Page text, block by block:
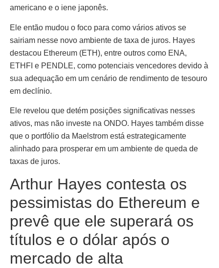
americano e o iene japonês.
Ele então mudou o foco para como vários ativos se
sairiam nesse novo ambiente de taxa de juros. Hayes
destacou Ethereum (ETH), entre outros como ENA,
ETHFI e PENDLE, como potenciais vencedores devido à
sua adequação em um cenário de rendimento de tesouro
em declínio.
Ele revelou que detém posições significativas nesses
ativos, mas não investe na ONDO. Hayes também disse
que o portfólio da Maelstrom está estrategicamente
alinhado para prosperar em um ambiente de queda de
taxas de juros.
Arthur Hayes contesta os
pessimistas do Ethereum e
prevê que ele superará os
títulos e o dólar após o
mercado de alta